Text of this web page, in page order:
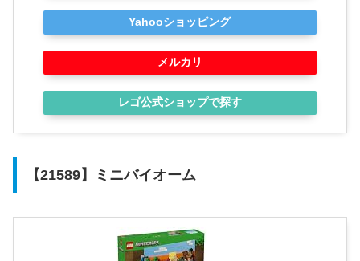
Yahooショッピング
メルカリ
レゴ公式ショップで探す
【21589】ミニバイオーム